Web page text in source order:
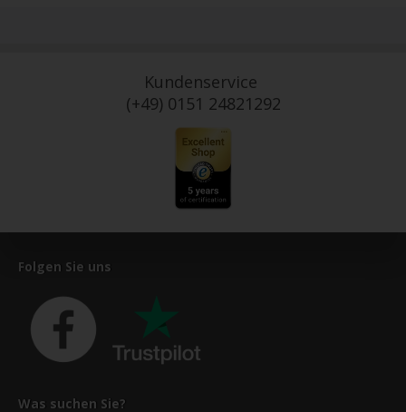
Kundenservice
(+49) 0151 24821292
Folgen Sie uns
Was suchen Sie?